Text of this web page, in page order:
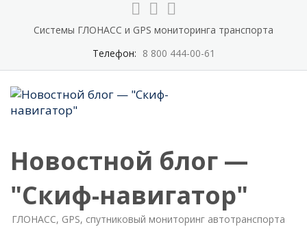
Системы ГЛОНАСС и GPS мониторинга транспорта
Телефон: 8 800 444-00-61
Новостной блог —
"Скиф-навигатор"
ГЛОНАСС, GPS, спутниковый мониторинг автотранспорта